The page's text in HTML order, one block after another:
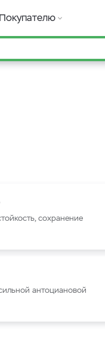
Покупателю
сохранение
антоциановой